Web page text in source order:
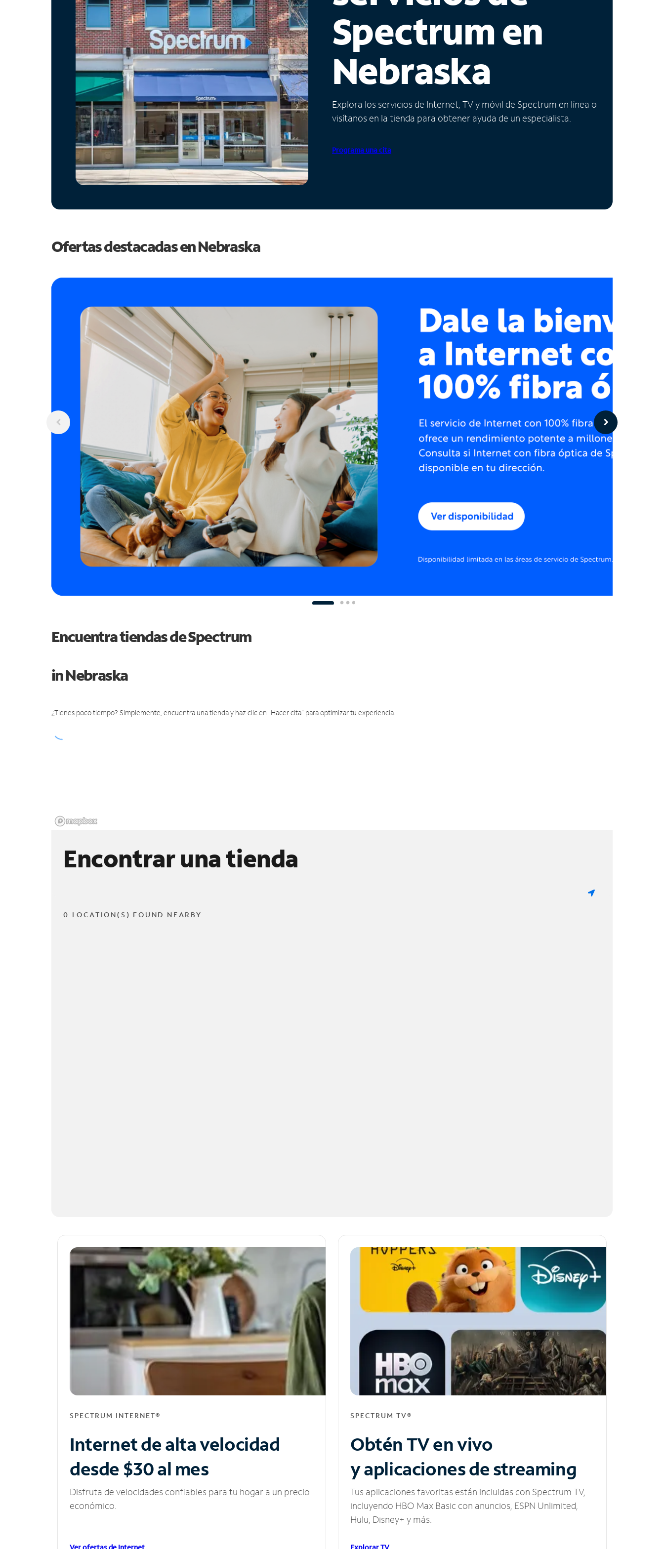
Spectrum en
Nebraska
Explora los servicios de Internet, TV y móvil de Spectrum en línea o
visítanos en la tienda para obtener ayuda de un especialista.
Programa una cita
Ofertas destacadas enNebraska
Encuentra tiendas de Spectrum
in Nebraska
¿Tienes poco tiempo? Simplemente, encuentra una tienda y haz clic en "Hacer cita" para optimizar tu experiencia.
Encontrar una tienda
0 LOCATION(S) FOUND NEARBY
SPECTRUM INTERNET®
Internet de alta velocidad
desde $30 al mes
Disfruta de velocidades confiables para tu hogar a un precio
económico.
SPECTRUM TV®
Obtén TV en vivo
y aplicaciones de streaming
Tus aplicaciones favoritas están incluidas con Spectrum TV,
incluyendo HBO Max Basic con anuncios, ESPN Unlimited,
Hulu, Disney+ y más.